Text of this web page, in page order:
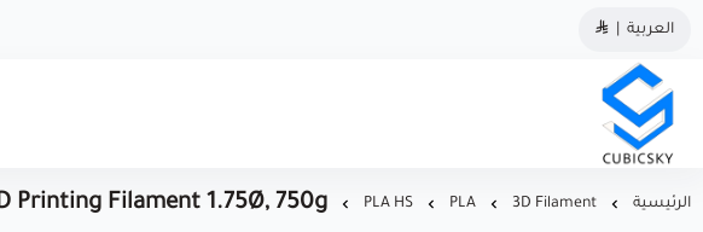
العربية
مؤسسة كيوبك سكاي
الرئيسية 3D Filament
PLA
PLA HS
Printing Filament 1.75Ø, 750g